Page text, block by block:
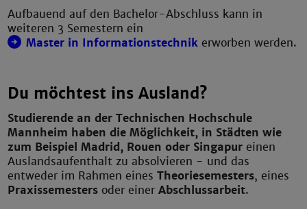
Aufbauend auf den Bachelor-Abschluss kann in
weiteren 3 Semestern ein
Master in Informationstechnik erworben werden.
Du möchtest ins Ausland?
Studierende an der Technischen Hochschule
Mannheim haben die Möglichkeit, in Städten wie
zum Beispiel Madrid, Rouen oder Singapur einen
Auslandsaufenthalt zu absolvieren - und das
entweder im Rahmen einesTheoriesemesters, eines
Praxissemesters oder einerAbschlussarbeit.